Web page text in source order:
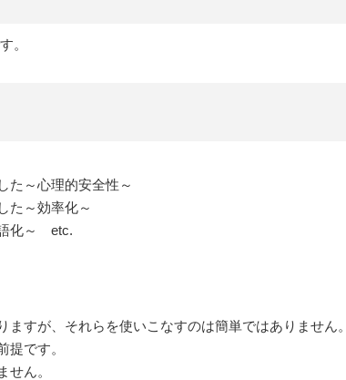
。
た～心理的安全性～
た～効率化～
語化～ etc.
すが、それらを使いこなすのは簡単ではありません。
です。
ん。